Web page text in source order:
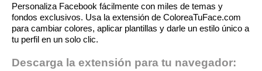
Personaliza Facebook fácilmente con miles de temas y
fondos exclusivos. Usa la extensión de ColoreaTuFace.com
para cambiar colores, aplicar plantillas y darle un estilo único a
tu perfil en un solo clic.
Descarga la extensión para tu navegador: